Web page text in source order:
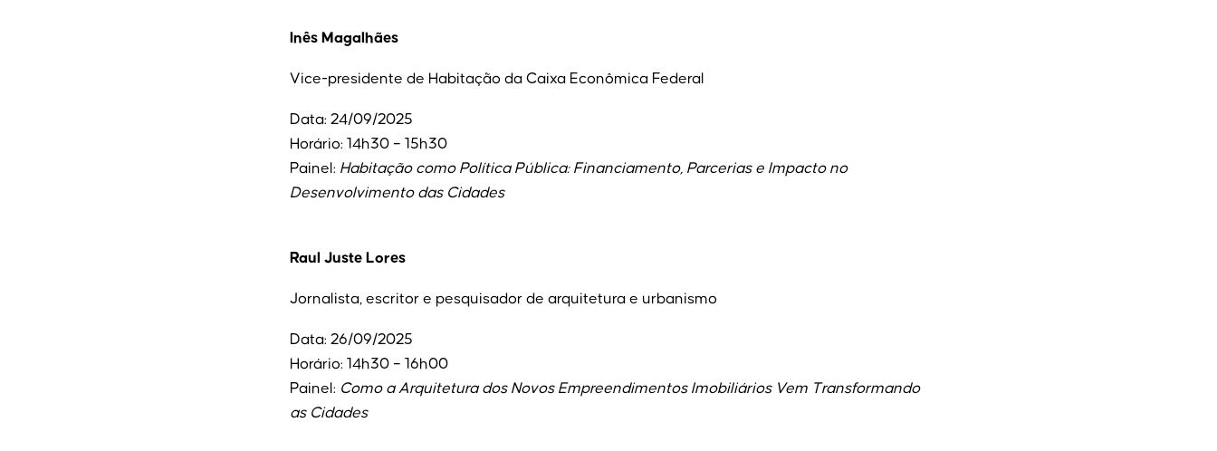
Inês Magalhães
Vice-presidente de Habitação da Caixa Econômica Federal
Data: 24/09/2025
Horário: 14h30 – 15h30
Painel: Habitação como Política Pública: Financiamento, Parcerias e Impacto no
Desenvolvimento das Cidades
Raul Juste Lores
Jornalista, escritor e pesquisador de arquitetura e urbanismo
Data: 26/09/2025
Horário: 14h30 – 16h00
Painel: Como a Arquitetura dos Novos Empreendimentos Imobiliários Vem Transformando
as Cidades